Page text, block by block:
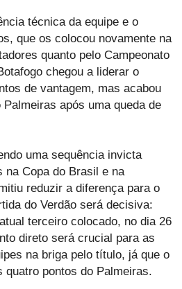
técnica da equipe e o
que os colocou novamente na
quanto pelo Campeonato
chegou a liderar o
de vantagem, mas acabou
após uma queda de
uma sequência invicta
na Copa do Brasil e na
reduzir a diferença para o
do Verdão será decisiva:
terceiro colocado, no dia 26
direto será crucial para as
na briga pelo título, já que o
quatro pontos do Palmeiras.